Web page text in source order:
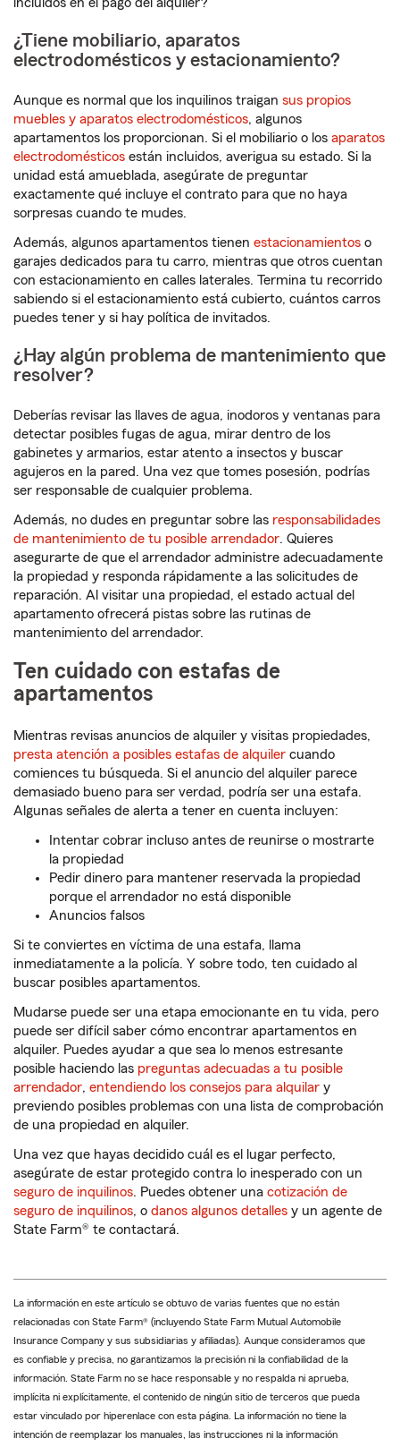
incluidos en el pago del alquiler?
¿Tiene mobiliario, aparatos
electrodomésticos y estacionamiento?
Aunque es normal que los inquilinos traigan sus propios
muebles y aparatos electrodomésticos, algunos
apartamentos los proporcionan. Si el mobiliario o los aparatos
electrodomésticos están incluidos, averigua su estado. Si la
unidad está amueblada, asegúrate de preguntar
exactamente qué incluye el contrato para que no haya
sorpresas cuando te mudes.
Además, algunos apartamentos tienen estacionamientos o
garajes dedicados para tu carro, mientras que otros cuentan
con estacionamiento en calles laterales. Termina tu recorrido
sabiendo si el estacionamiento está cubierto, cuántos carros
puedes tener y si hay política de invitados.
¿Hay algún problema de mantenimiento que
resolver?
Deberías revisar las llaves de agua, inodoros y ventanas para
detectar posibles fugas de agua, mirar dentro de los
gabinetes y armarios, estar atento a insectos y buscar
agujeros en la pared. Una vez que tomes posesión, podrías
ser responsable de cualquier problema.
Además, no dudes en preguntar sobre las responsabilidades
de mantenimiento de tu posible arrendador. Quieres
asegurarte de que el arrendador administre adecuadamente
la propiedad y responda rápidamente a las solicitudes de
reparación. Al visitar una propiedad, el estado actual del
apartamento ofrecerá pistas sobre las rutinas de
mantenimiento del arrendador.
Ten cuidado con estafas de
apartamentos
Mientras revisas anuncios de alquiler y visitas propiedades,
presta atención a posibles estafas de alquiler cuando
comiences tu búsqueda. Si el anuncio del alquiler parece
demasiado bueno para ser verdad, podría ser una estafa.
Algunas señales de alerta a tener en cuenta incluyen:
Intentar cobrar incluso antes de reunirse o mostrarte
la propiedad
Pedir dinero para mantener reservada la propiedad
porque el arrendador no está disponible
Anuncios falsos
Si te conviertes en víctima de una estafa, llama
inmediatamente a la policía. Y sobre todo, ten cuidado al
buscar posibles apartamentos.
Mudarse puede ser una etapa emocionante en tu vida, pero
puede ser difícil saber cómo encontrar apartamentos en
alquiler. Puedes ayudar a que sea lo menos estresante
posible haciendo las preguntas adecuadas a tu posible
arrendador, entendiendo los consejos para alquilar y
previendo posibles problemas con una lista de comprobación
de una propiedad en alquiler.
Una vez que hayas decidido cuál es el lugar perfecto,
asegúrate de estar protegido contra lo inesperado con un
seguro de inquilinos. Puedes obtener una cotización de
seguro de inquilinos, o danos algunos detalles y un agente de
State Farm® te contactará.
La información en este artículo se obtuvo de varias fuentes que no están
relacionadas con State Farm® (incluyendo State Farm Mutual Automobile
Insurance Company y sus subsidiarias y afiliadas). Aunque consideramos que
es confiable y precisa, no garantizamos la precisión ni la confiabilidad de la
información. State Farm no se hace responsable y no respalda ni aprueba,
implícita ni explícitamente, el contenido de ningún sitio de terceros que pueda
estar vinculado por hiperenlace con esta página. La información no tiene la
intención de reemplazar los manuales, las instrucciones ni la información